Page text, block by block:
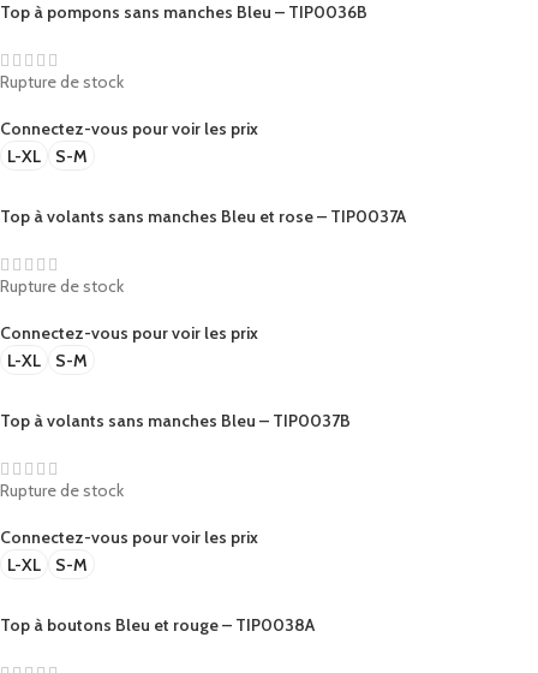
Top à pompons sans manches Bleu – TIP0036B
Rupture de stock
Connectez-vous pour voir les prix
L-XL
S-M
Top à volants sans manches Bleu et rose – TIP0037A
Rupture de stock
Connectez-vous pour voir les prix
L-XL
S-M
Top à volants sans manches Bleu – TIP0037B
Rupture de stock
Connectez-vous pour voir les prix
L-XL
S-M
Top à boutons Bleu et rouge – TIP0038A